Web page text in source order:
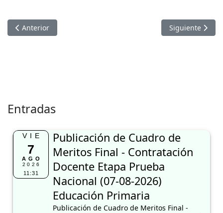
Artículo anterior: COMUNICADO
Anterior Artículo
Siguiente
Entradas
VIE
7
AGO
2026
11:31
Publicación de Cuadro de
Meritos Final - Contratación
Docente Etapa Prueba
Nacional (07-08-2026)
Educación Primaria
Publicación de Cuadro de Meritos Final -